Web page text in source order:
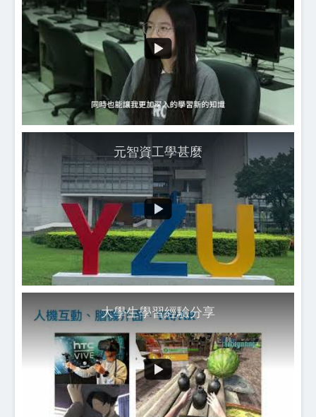
元智資工學甚麼
大學生學習經驗分享